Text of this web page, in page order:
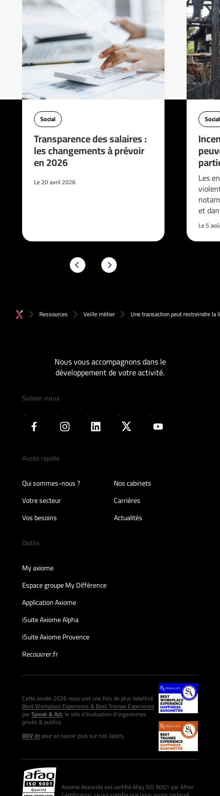
Social
Transparence des salaires :
les changements à prévoir
en 2026
Le 20 avril 2026
Social
Les
et
Le 5
Ressources Veille métier Une transaction peut restreindre la
Nous vous accompagnons dans le
développement de votre activité.
Suivez-nous
Accès rapide
Qui sommes-nous ?
Nos cabinets
Votre secteur
Carrières
Vos besoins
Actualités
Outils
My axiome
Espace groupe My Différence
Application Axiome
iSuite Axiome Alpha
iSuite Axiome Provence
Recouvrer.fr
Cette année 2026 nous voit une fois de plus labellisé
Best Workplace Experience & Best Trainee Experience
parSpeak & Act, le site d’évaluation d’organismes
privés & publics.
RDV icipour en savoir plus sur nos labels.
Axiome Associés est certifié Afaq ISO 9001 par Afnor